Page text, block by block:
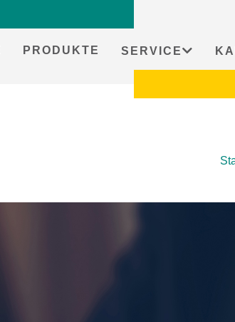
PRODUKTE SERVICE